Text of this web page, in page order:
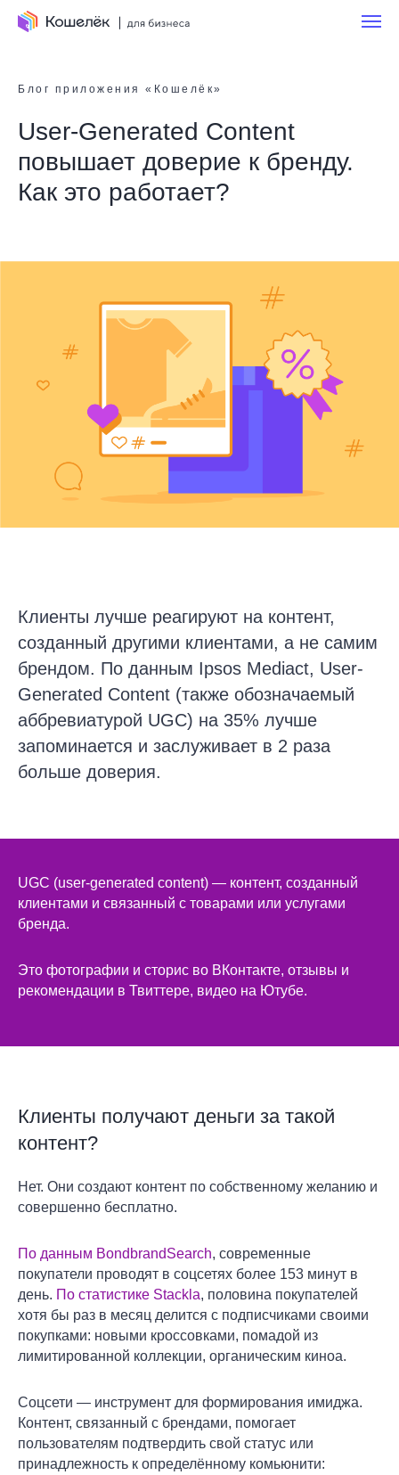
Блог приложения «Кошелёк»
User-Generated Content
повышает доверие к бренду.
Как это работает?
Клиенты лучше реагируют на контент,
созданный другими клиентами, а не самим
брендом. По данным Ipsos Mediact, User-
Generated Content (также обозначаемый
аббревиатурой UGC) на 35% лучше
запоминается и заслуживает в 2 раза
больше доверия.
UGC (user-generated content) — контент, созданный
клиентами и связанный с товарами или услугами
бренда.
Это фотографии и сторис во ВКонтакте, отзывы и
рекомендации в Твиттере, видео на Ютубе.
Клиенты получают деньги за такой
контент?
Нет. Они создают контент по собственному желанию и
совершенно бесплатно.
По данным BondbrandSearch, современные
покупатели проводят в соцсетях более 153 минут в
день. По статистике Stackla, половина покупателей
хотя бы раз в месяц делится с подписчиками своими
покупками: новыми кроссовками, помадой из
лимитированной коллекции, органическим киноа.
Соцсети — инструмент для формирования имиджа.
Контент, связанный с брендами, помогает
пользователям подтвердить свой статус или
принадлежность к определённому комьюнити: